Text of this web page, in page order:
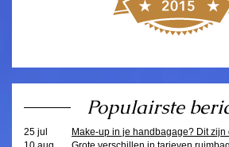
Populairste
25 jul
Make-up in je handbagage? Dit zijn